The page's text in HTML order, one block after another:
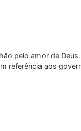
pelo amor de
referência aos